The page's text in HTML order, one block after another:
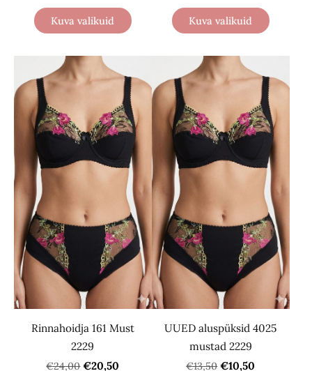
Kuva valikuid Kuva valikuid
Rinnahoidja 161 Must
2229
€24,00 €20,50
UUED aluspüksid 4025
mustad 2229
€13,50 €10,50